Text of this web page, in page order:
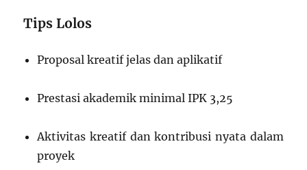
Tips Lolos
Proposal kreatif jelas dan aplikatif
Prestasi akademik minimal IPK 3,25
Aktivitas kreatif dan kontribusi nyata dalam
proyek